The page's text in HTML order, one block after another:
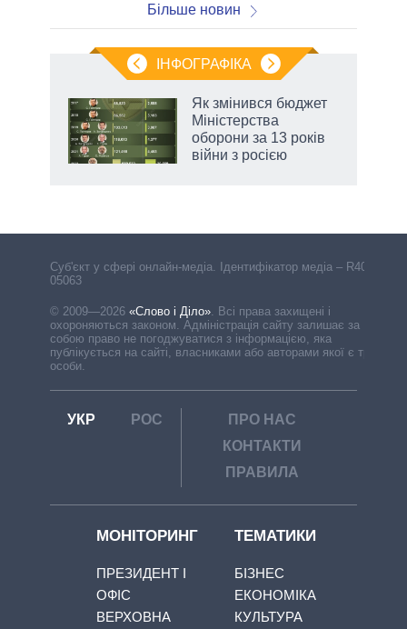
Більше новин
ІНФОГРАФІКА
Як змінився бюджет
Міністерства
оборони за 13 років
війни з росією
Cуб'єкт у сфері онлайн-медіа. Ідентифікатор медіа – R40-
05063
© 2009—2026 «Слово і Діло»
Всі права захищені і
охороняються законом. Адміністрація сайту залишає за
собою право не погоджуватися з інформацією, яка
публікується на сайті, власниками або авторами якої є треті
особи.
УКР РОС
ПРО НАС
КОНТАКТИ
ПРАВИЛА
МОНІТОРИНГ
ПРЕЗИДЕНТ І
ОФІС
ВЕРХОВНА
ТЕМАТИКИ
БІЗНЕС
ЕКОНОМІКА
КУЛЬТУРА